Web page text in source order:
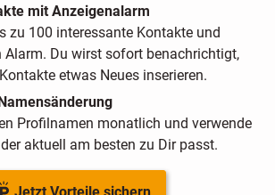
mit Anzeigenalarm
zu 100 interessante Kontakte und
Alarm. Du wirst sofort benachrichtigt,
etwas Neues inserieren.
Profilnamen monatlich und verwende
aktuell am besten zu Dir passt.